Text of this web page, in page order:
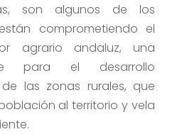
son algunos de los
comprometiendo el
agrario andaluz, una
para el desarrollo
las zonas rurales, que
al territorio y vela